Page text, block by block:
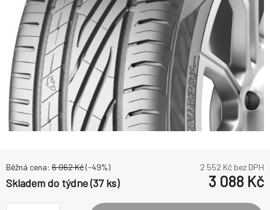
Běžná cena: 6 062Kč(-49%) 2 552 Kč bez DPH
Skladem do týdne (37 ks) 3 088 Kč